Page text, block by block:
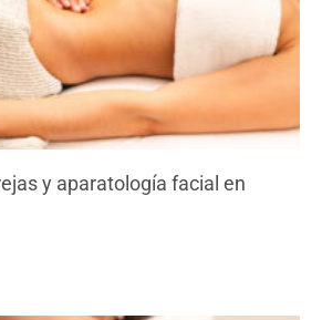
y aparatología facial en